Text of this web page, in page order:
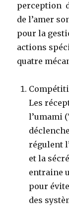
perception
de l’amer
pour la
actions
quatre
Les
l’umami
régulent
et la
entraine
pour
des